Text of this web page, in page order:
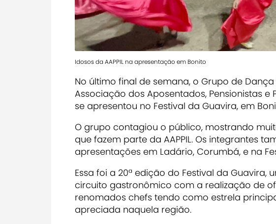
Idosos da AAPPIL na apresentação em Bonito
No último final de semana, o Grupo de Dança
Associação dos Aposentados, Pensionistas e
se apresentou no Festival da Guavira, em
O grupo contagiou o público, mostrando
que fazem parte da AAPPIL. Os integrantes
apresentações em Ladário, Corumbá, e na
Essa foi a 20ª edição do Festival da
circuito gastronômico com a realização de
renomados chefs tendo como estrela
apreciada naquela região.